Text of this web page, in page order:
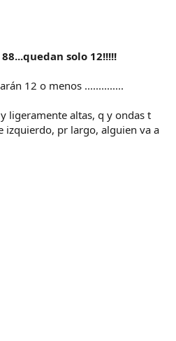
solo 12!!!!!
12 o menos ..............
ligeramente altas, q y ondas t
izquierdo, pr largo, alguien va a